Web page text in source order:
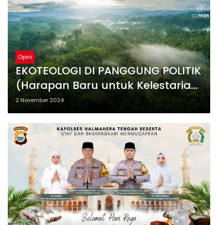
Opini
EKOTEOLOGI DI PANGGUNG POLITIK
(Harapan Baru untuk Kelestarian
Maluku Utara)
2 November 2024